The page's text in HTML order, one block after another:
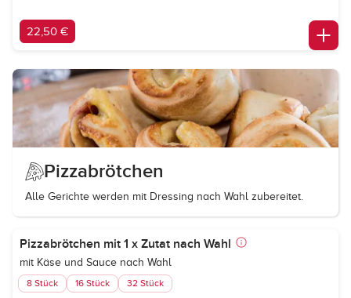
22,50 €
Pizzabrötchen
Alle Gerichte werden mit Dressing nach Wahl zubereitet.
Pizzabrötchen mit 1 x Zutat nach Wahl
mit Käse und Sauce nach Wahl
8 Stück 16 Stück 32 Stück